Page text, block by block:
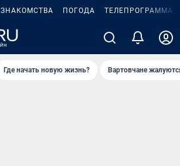
ЗНАКОМСТВА ПОГОДА ТЕЛЕПРОГРАММА
Где начать новую жизнь? Вартовчане